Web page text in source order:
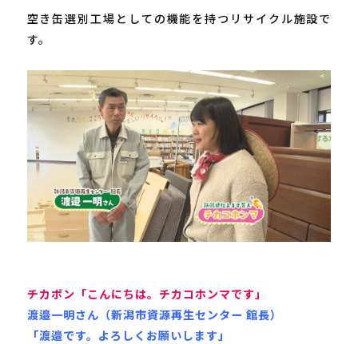
空き缶選別工場としての機能を持つリサイクル施設で
す。
チカポン「こんにちは。チカコホンマです」
渡邉一明さん（新潟市資源再生センター 館長）
「渡邉です。よろしくお願いします」